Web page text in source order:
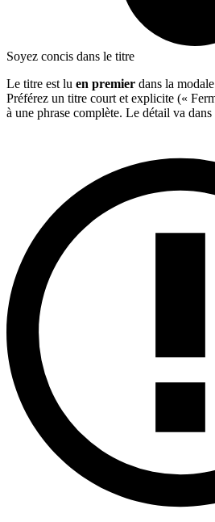
Soyez concis dans le titre
Le titre est lu en premier dans la
Préférez un titre court et explicite («
à une phrase complète. Le détail va